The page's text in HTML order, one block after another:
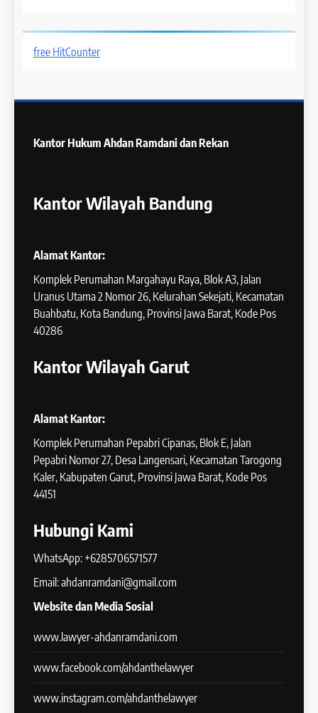
free HitCounter
Kantor Hukum Ahdan Ramdani dan Rekan
Kantor Wilayah Bandung
Alamat Kantor:
Komplek Perumahan Margahayu Raya, Blok A3, Jalan
Uranus Utama 2 Nomor 26, Kelurahan Sekejati, Kecamatan
Buahbatu, Kota Bandung, Provinsi Jawa Barat, Kode Pos
40286
Kantor Wilayah Garut
Alamat Kantor:
Komplek Perumahan Pepabri Cipanas, Blok E, Jalan
Pepabri Nomor 27, Desa Langensari, Kecamatan Tarogong
Kaler, Kabupaten Garut, Provinsi Jawa Barat, Kode Pos
44151
Hubungi Kami
WhatsApp: +6285706571577
Email: ahdanramdani@gmail.com
Website dan Media Sosial
www.lawyer-ahdanramdani.com
www.facebook.com/ahdanthelawyer
www.instagram.com/ahdanthelawyer